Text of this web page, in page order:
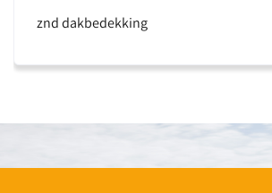
znd dakbedekking